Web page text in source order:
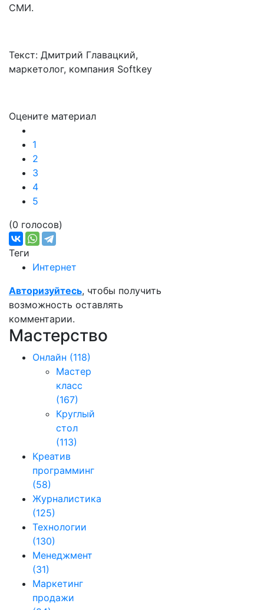
СМИ.
Текст: Дмитрий Главацкий,
маркетолог, компания Softkey
Оцените материал
1
2
3
4
5
(0 голосов)
Теги
Интернет
Авторизуйтесь, чтобы получить
возможность оставлять
комментарии.
Мастерство
Онлайн (118)
Мастер
класс
(167)
Круглый
стол
(113)
Креатив
программинг
(58)
Журналистика
(125)
Технологии
(130)
Менеджмент
(31)
Маркетинг
продажи